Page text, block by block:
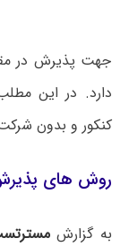
جهت پذیرش در
دارد. در این
کنکور و بدون
روش های
به گزارش